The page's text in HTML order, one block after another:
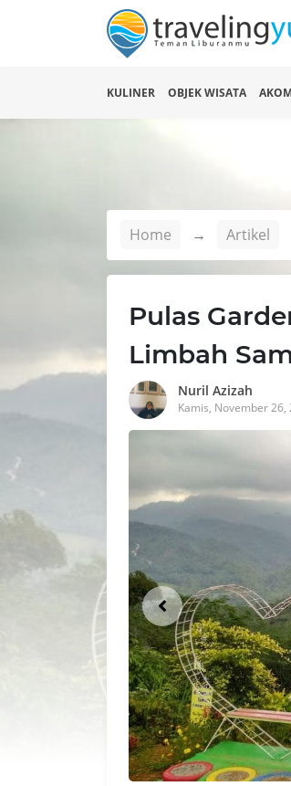
KULINER OBJEK WISATA
Home Artikel
Pulas
Limbah
Nuril Azizah
Kamis, November 26,